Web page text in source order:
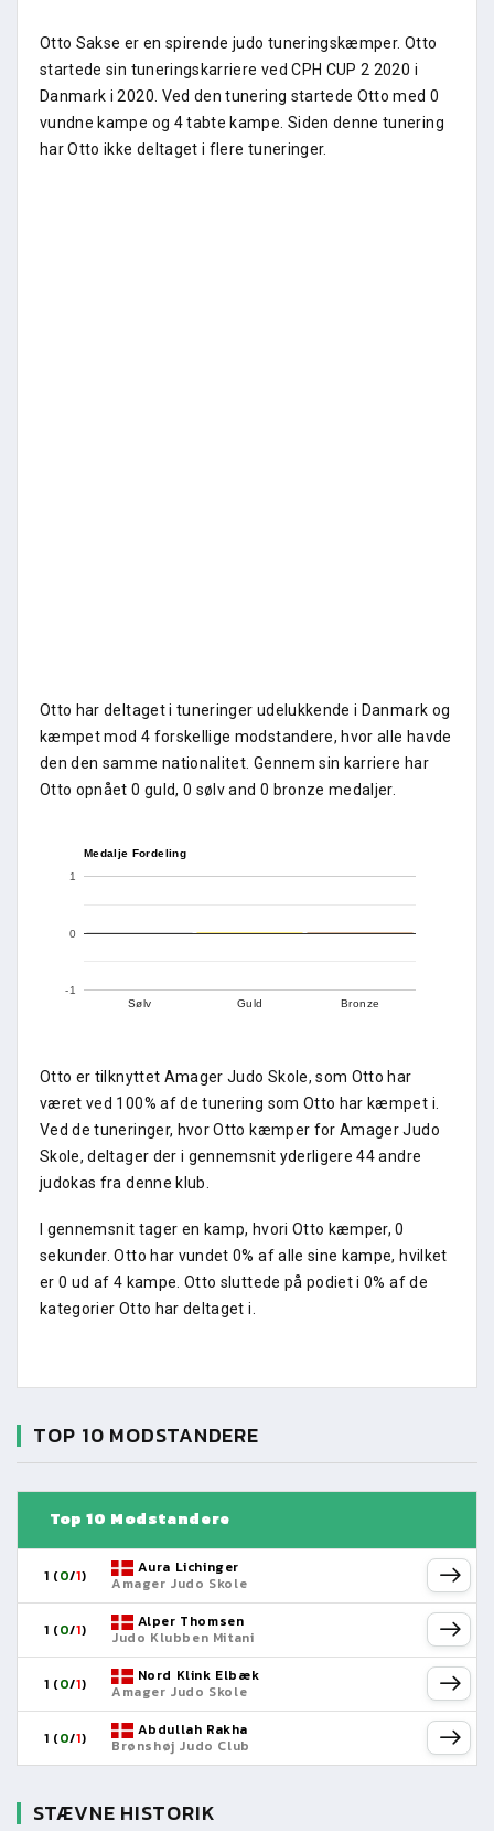
Otto Sakse er en spirende judo tuneringskæmper. Otto
startede sin tuneringskarriere ved CPH CUP 2 2020 i
Danmark i 2020. Ved den tunering startede Otto med 0
vundne kampe og 4 tabte kampe. Siden denne tunering
har Otto ikke deltaget i flere tuneringer.
Otto har deltaget i tuneringer udelukkende i Danmark og
kæmpet mod 4 forskellige modstandere, hvor alle havde
den den samme nationalitet. Gennem sin karriere har
Otto opnået 0 guld, 0 sølv and 0 bronze medaljer.
Medalje Fordeling
Sølv Guld Bronze
-1
0
1
Otto er tilknyttet Amager Judo Skole, som Otto har
været ved 100% af de tunering som Otto har kæmpet i.
Ved de tuneringer, hvor Otto kæmper for Amager Judo
Skole, deltager der i gennemsnit yderligere 44 andre
judokas fra denne klub.
I gennemsnit tager en kamp, hvori Otto kæmper, 0
sekunder. Otto har vundet 0% af alle sine kampe, hvilket
er 0 ud af 4 kampe. Otto sluttede på podiet i 0% af de
kategorier Otto har deltaget i.
TOP 10 MODSTANDERE
Top 10 Modstandere
1 (0/1)
Aura Lichinger
Amager Judo Skole
1 (0/1)
Alper Thomsen
Judo Klubben Mitani
1 (0/1)
Nord Klink Elbæk
Amager Judo Skole
1 (0/1)
Abdullah Rakha
Brønshøj Judo Club
STÆVNE HISTORIK